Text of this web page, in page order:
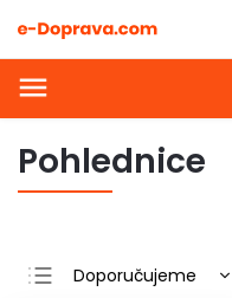
Pohlednice
Doporučujeme